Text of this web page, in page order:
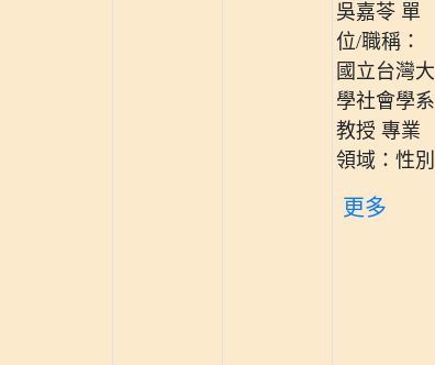
吳嘉苓 單
位/職稱：
國立台灣大
學社會學系
教授 專業
領域：性別
更多